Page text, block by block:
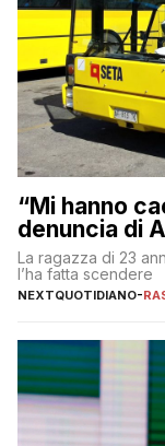
“Mi hanno
denuncia di
La ragazza di 23
l’ha fatta scendere
NEXTQUOTIDIANO-